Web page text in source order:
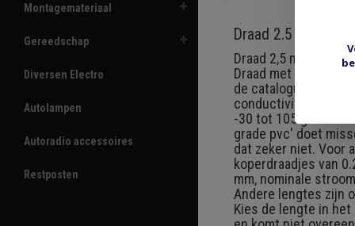
Montagemateriaal
Gereedschap
Diversen Electro
Autolampen
Autoradio accessoires
Restposten
Draad 2.5 mm2
Draad 2,5 mm2 (50/
Draad met dunne
de catalogus: Thin
conductivity plain
-30 tot 105 graden
grade pvc' doet
dat zeker niet. Voor
koperdraadjes van
mm, nominale
Andere lengtes zijn
Kies de lengte in